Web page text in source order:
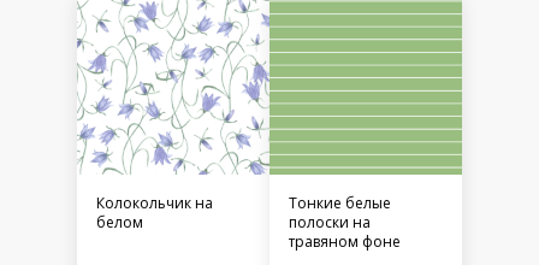
Колокольчик на
белом
Тонкие белые
полоски на
травяном фоне